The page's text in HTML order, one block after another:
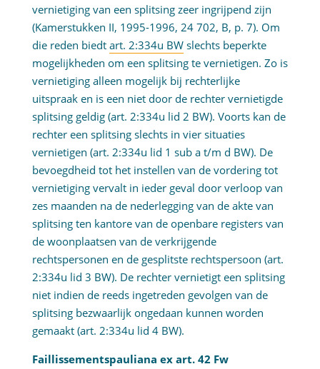
vernietiging van een splitsing zeer ingrijpend zijn
(Kamerstukken II, 1995-1996, 24 702, B, p. 7). Om
die reden biedt art. 2:334u BWslechts beperkte
mogelijkheden om een splitsing te vernietigen. Zo is
vernietiging alleen mogelijk bij rechterlijke
uitspraak en is een niet door de rechter vernietigde
splitsing geldig (art. 2:334u lid 2 BW). Voorts kan de
rechter een splitsing slechts in vier situaties
vernietigen (art. 2:334u lid 1 sub a t/m d BW). De
bevoegdheid tot het instellen van de vordering tot
vernietiging vervalt in ieder geval door verloop van
zes maanden na de nederlegging van de akte van
splitsing ten kantore van de openbare registers van
de woonplaatsen van de verkrijgende
rechtspersonen en de gesplitste rechtspersoon (art.
2:334u lid 3 BW). De rechter vernietigt een splitsing
niet indien de reeds ingetreden gevolgen van de
splitsing bezwaarlijk ongedaan kunnen worden
gemaakt (art. 2:334u lid 4 BW).
Faillissementspauliana ex art. 42 Fw